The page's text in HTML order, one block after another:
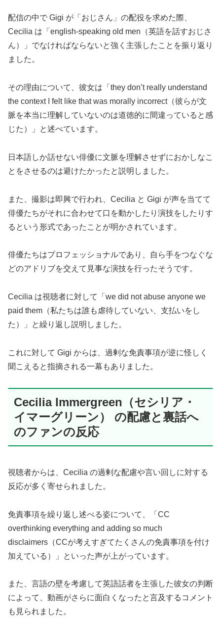
配信の中で Gigi が「おじさん」の配役を求めた際、
Cecilia は「english-speaking old men（英語を話すおじさ
ん）」でなければならないと強く主張したことを振り返り
ました。
その理由について、彼女は「they don’t really understand
the context I felt like that was morally incorrect（彼らが文
脈を本当に理解していないのは道徳的に間違っていると感
じた）」と述べています。
日本語しか話せない俳優に文脈を理解させずにおかしなこ
とをさせるのは避けたかったと説明しました。
また、撮影は即興で行われ、Cecilia と Gigi が声を当てて
俳優たちがそれに合わせて口を動かしたり演技をしたりす
るという形式であったことが明かされています。
俳優たちはプロフェッショナルであり、自ら手をつなぐな
どのアドリブを交えて見事な演技を行ったそうです。
Cecilia は視聴者に対して「we did not abuse anyone we
paid them（私たちは誰も虐待していない、支払いをし
た）」と繰り返し説明しました。
これに対して Gigi からは、過剰な免責事項が逆に怪しく
聞こえると指摘される一幕もありました。
Cecilia Immergreen（セシリア・
イマーグリーン） の配慮と裏話へ
のファンの反応
視聴者からは、Cecilia の過剰な配慮や言い回しに対する
反応が多く寄せられました。
免責事項を繰り返し述べる姿について、「CC
overthinking everything and adding so much
disclaimers（CCが考えすぎてたくさんの免責事項を付け
加えている）」といった声が上がっています。
また、言語の壁を考慮して英語話者を主張した彼女の判断
によって、動画がさらに面白くなったと言及するコメント
も見られました。